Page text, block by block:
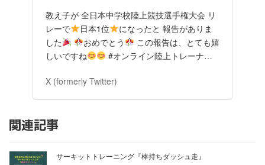
教え子が 全日本中学校陸上競技選手権大会 リ
レーで
日本1位
になったと 報告がありま
した
おめでとう
この報告は、とても嬉
しいですね
#オンライン陸上トレーナ…
X (formerly Twitter)
関連記事
サーキットトレーニング『棒持ちダッシュ走』